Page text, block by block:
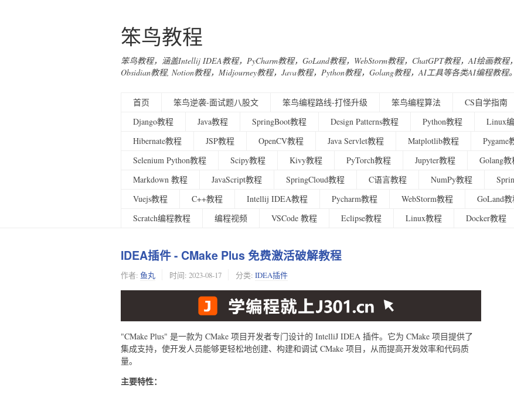
笨鸟教程
笨鸟教程，涵盖Intellij IDEA教程，PyCharm教程，GoLand教程，WebStorm教程，ChatGPT教程，AI绘画教程，
Obsidian教程, Notion教程，Midjourney教程，Java教程，Python教程，Golang教程，AI工具等各类AI编程教程。
首页 笨鸟逆袭-面试题八股文 笨鸟编程路线-打怪升级 笨鸟编程算法 CS自学指南
Django教程
Java教程 SpringBoot教程 Design Patterns教程 Python教程 Linux
Hibernate教程
JSP教程 OpenCV教程 Java Servlet教程 Matplotlib教程 Pygame
Selenium Python教程
Scipy教程 Kivy教程 PyTorch教程 Jupyter教程 Golang教
Markdown 教程
JavaScript教程 SpringCloud教程 C语言教程 NumPy教程
Vuejs教程
C++教程 Intellij IDEA教程 Pycharm教程 WebStorm教程 GoLand
Scratch编程教程
编程视频 VSCode 教程 Eclipse教程 Linux教程 Docker教程
IDEA插件 - CMake Plus 免费激活破解教程
作者: 鱼丸 时间: 2023-08-17 分类: IDEA插件
"CMake Plus" 是一款为 CMake 项目开发者专门设计的 IntelliJ IDEA 插件。它为 CMake 项目提供了
集成支持，使开发人员能够更轻松地创建、构建和调试 CMake 项目，从而提高开发效率和代码质
量。
主要特性：